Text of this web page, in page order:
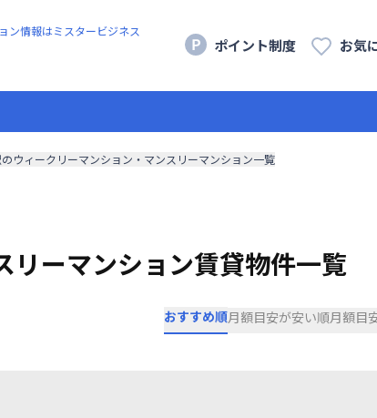
ン情報はミスタービジネス
ポイント制度 お気
ウィークリーマンション・マンスリーマンション一覧
リーマンション賃貸物件一覧
おすすめ順月額目安が安い順月額目